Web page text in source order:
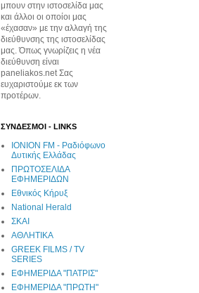
μπουν στην ιστοσελίδα μας
και άλλοι οι οποίοι μας
«έχασαν» με την αλλαγή της
διεύθυνσης της ιστοσελίδας
μας. Όπως γνωρίζεις η νέα
διεύθυνση είναι
paneliakos.net Σας
ευχαριστούμε εκ των
προτέρων.
ΣΥΝΔΕΣΜΟΙ - LINKS
IONION FM - Ραδιόφωνο
Δυτικής Ελλάδας
ΠΡΩΤΟΣΕΛΙΔΑ
ΕΦΗΜΕΡΙΔΩΝ
Εθνικός Κήρυξ
National Herald
ΣΚΑΙ
ΑΘΛΗΤΙΚΑ
GREEK FILMS / TV
SERIES
ΕΦΗΜΕΡΙΔΑ "ΠΑΤΡΙΣ"
ΕΦΗΜΕΡΙΔΑ "ΠΡΩΤΗ"